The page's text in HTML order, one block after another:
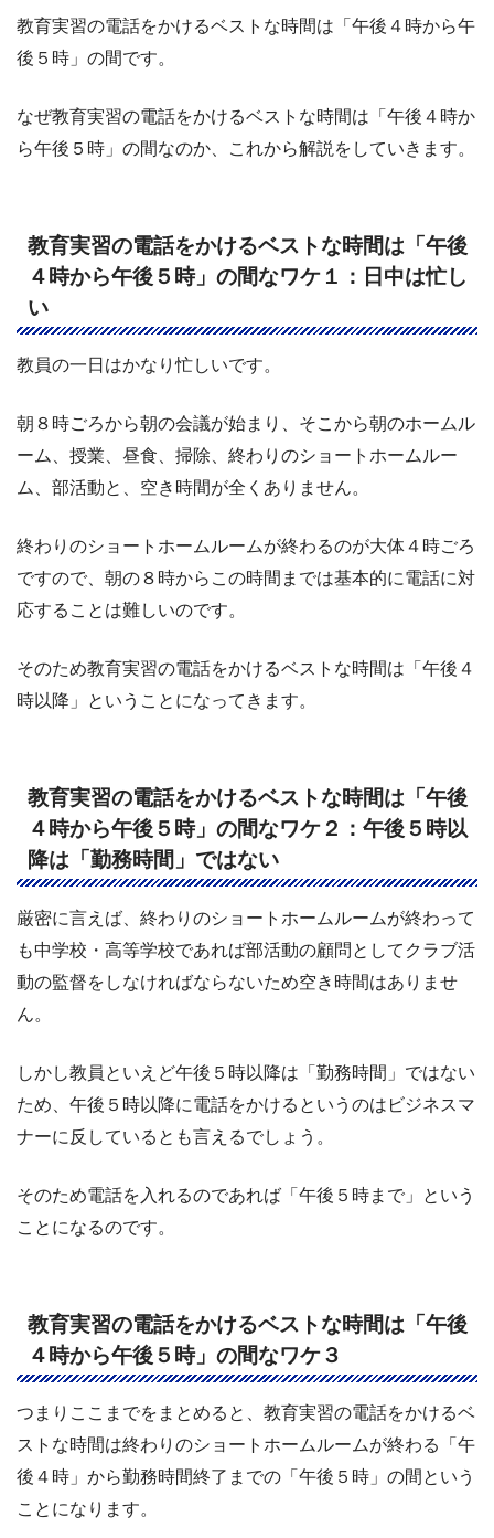
教育実習の電話をかけるベストな時間は「午後４時から午
後５時」の間です。
なぜ教育実習の電話をかけるベストな時間は「午後４時か
ら午後５時」の間なのか、これから解説をしていきます。
教育実習の電話をかけるベストな時間は「午後
４時から午後５時」の間なワケ１：日中は忙し
い
教員の一日はかなり忙しいです。
朝８時ごろから朝の会議が始まり、そこから朝のホームル
ーム、授業、昼食、掃除、終わりのショートホームルー
ム、部活動と、空き時間が全くありません。
終わりのショートホームルームが終わるのが大体４時ごろ
ですので、朝の８時からこの時間までは基本的に電話に対
応することは難しいのです。
そのため教育実習の電話をかけるベストな時間は「午後４
時以降」ということになってきます。
教育実習の電話をかけるベストな時間は「午後
４時から午後５時」の間なワケ２：午後５時以
降は「勤務時間」ではない
厳密に言えば、終わりのショートホームルームが終わって
も中学校・高等学校であれば部活動の顧問としてクラブ活
動の監督をしなければならないため空き時間はありませ
ん。
しかし教員といえど午後５時以降は「勤務時間」ではない
ため、午後５時以降に電話をかけるというのはビジネスマ
ナーに反しているとも言えるでしょう。
そのため電話を入れるのであれば「午後５時まで」という
ことになるのです。
教育実習の電話をかけるベストな時間は「午後
４時から午後５時」の間なワケ３
つまりここまでをまとめると、教育実習の電話をかけるベ
ストな時間は終わりのショートホームルームが終わる「午
後４時」から勤務時間終了までの「午後５時」の間という
ことになります。